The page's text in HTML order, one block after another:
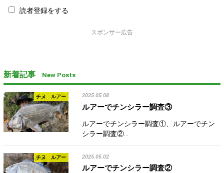
読者登録をする
スポンサー広告
新着記事 New Posts
チヌ ルアー 2025.05.08
ルアーでチンシラー調査③
ルアーでチンシラー調査①、ルアーでチン
シラー調査②…
チヌ ルアー 2025.05.02
ルアーでチンシラー調査②